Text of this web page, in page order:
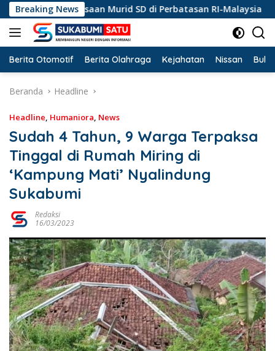
Langsung
ke
konten
Breaking News
Kebangsaan Murid SD di Perbatasan RI-Malaysia
Berita Otomotif Berita Olahraga Kejahatan Nissan
Beranda Headline
Headline, Humaniora, News
Sudah 4 Tahun, 9 Warga Terpaksa
Tinggal di Rumah Miring di
‘Kampung Mati’ Nyalindung
Sukabumi
Redaksi
16/03/2023